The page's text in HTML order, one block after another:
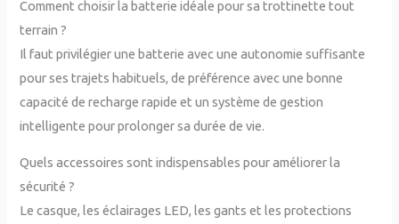
Comment choisir la batterie idéale pour sa trottinette tout
terrain ?
Il faut privilégier une batterie avec une autonomie suffisante
pour ses trajets habituels, de préférence avec une bonne
capacité de recharge rapide et un système de gestion
intelligente pour prolonger sa durée de vie.
Quels accessoires sont indispensables pour améliorer la
sécurité ?
Le casque, les éclairages LED, les gants et les protections